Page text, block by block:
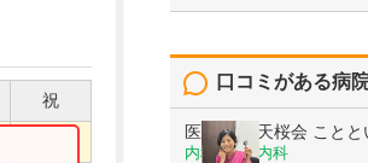
祝
口コミがある病
医療法人 天桜会 ことと
内科, 血液内科